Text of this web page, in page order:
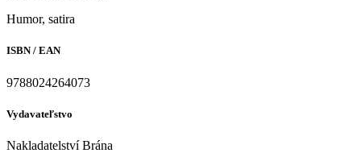
Humor, satira
ISBN / EAN
9788024264073
Vydavateľstvo
Nakladatelství Brána